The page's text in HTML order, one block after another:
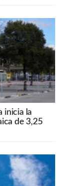
inicia la
de 3,25